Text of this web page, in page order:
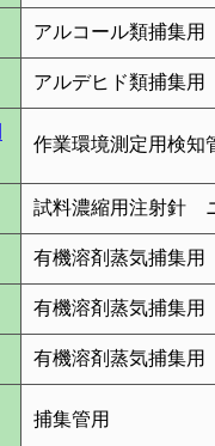
アルコール類捕集用
アルデヒド類捕集用
作業環境測定用検知
試料濃縮用注射針
有機溶剤蒸気捕集用
有機溶剤蒸気捕集用
有機溶剤蒸気捕集用
捕集管用